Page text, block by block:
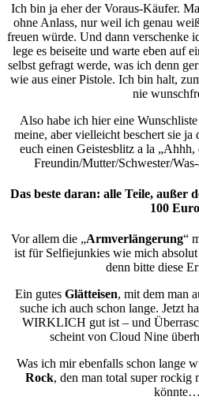
Ich bin ja eher der Voraus-Käufer.
ohne Anlass, nur weil ich genau
freuen würde. Und dann verschenke
lege es beiseite und warte eben auf
selbst gefragt werde, was ich denn
wie aus einer Pistole. Ich bin halt,
nie
Also habe ich hier eine
meine, aber vielleicht beschert sie ja
euch einen Geistesblitz a la
Freundin/Mutter/Schwester/
Das beste daran: alle Teile, außer
100
Vor allem die „Armverlängerung“
ist für Selfiejunkies wie mich
denn bitte diese
Ein gutes Glätteisen, mit dem man
suche ich auch schon lange. Jetzt
WIRKLICH gut ist – und
scheint von Cloud Nine
Was ich mir ebenfalls schon lange
Rock, den man total super rockig
könnte…